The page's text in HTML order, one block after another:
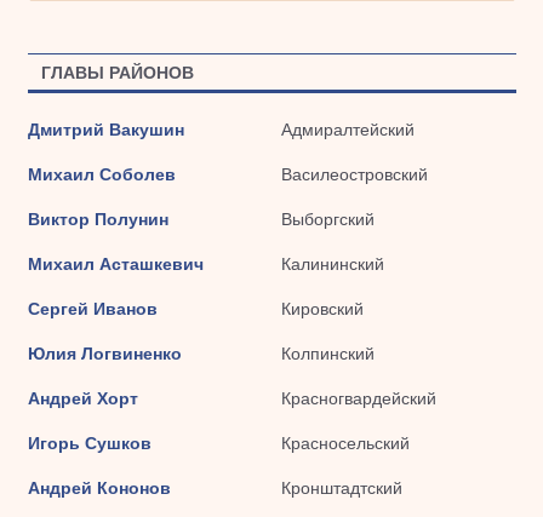
ГЛАВЫ РАЙОНОВ
Дмитрий Вакушин Адмиралтейский
Михаил Соболев Василеостровский
Виктор Полунин Выборгский
Михаил Асташкевич Калининский
Сергей Иванов Кировский
Юлия Логвиненко Колпинский
Андрей Хорт Красногвардейский
Игорь Сушков Красносельский
Андрей Кононов Кронштадтский